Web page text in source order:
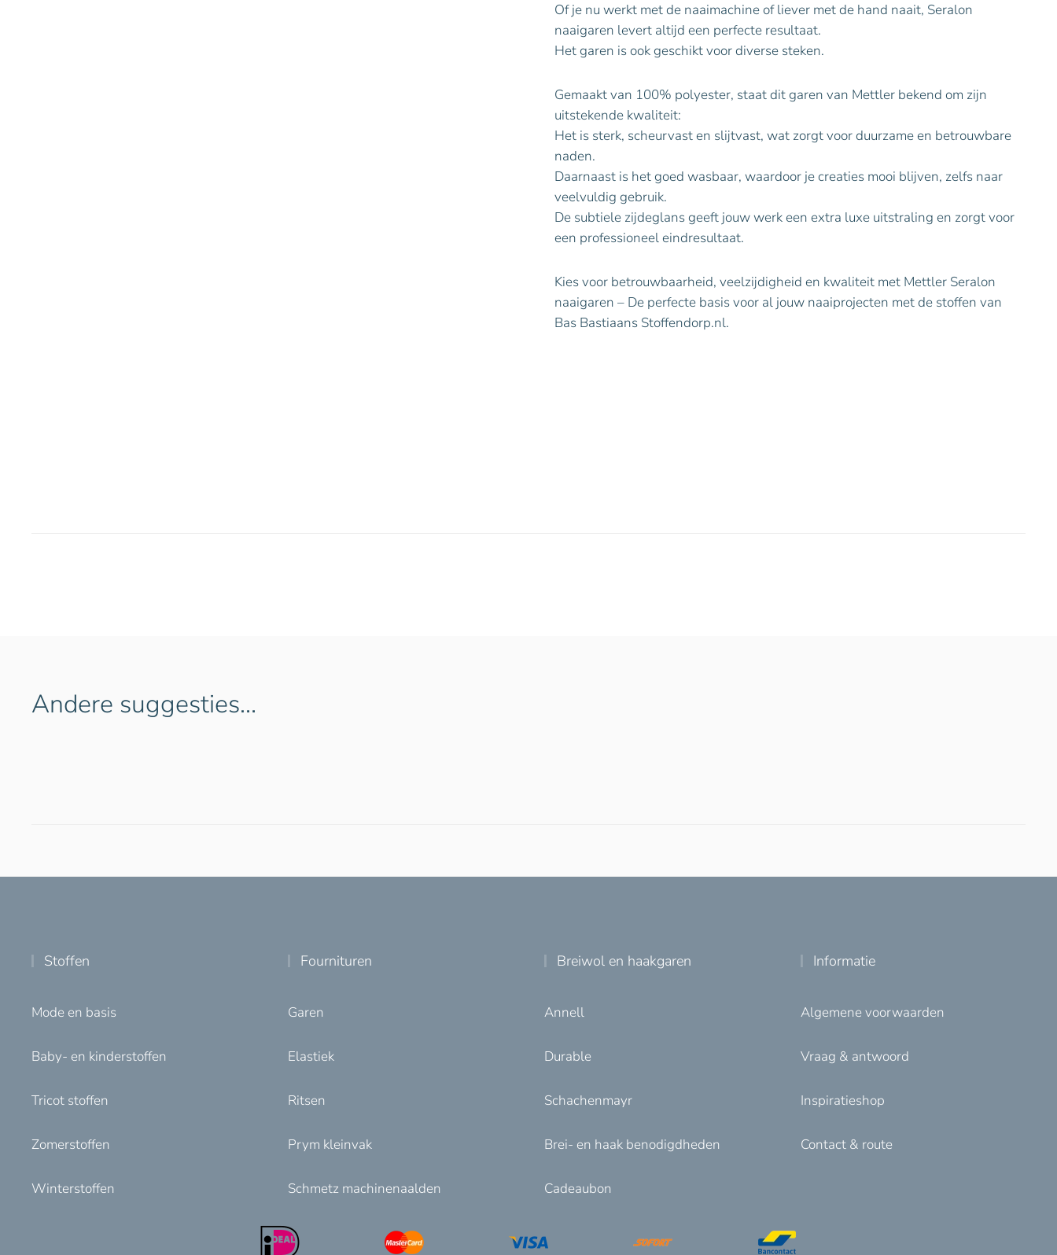
Of je nu werkt met de naaimachine of liever met de hand naait, Seralon
naaigaren levert altijd een perfecte resultaat.
Het garen is ook geschikt voor diverse steken.
Gemaakt van 100% polyester, staat dit garen van Mettler bekend om zijn
uitstekende kwaliteit:
Het is sterk, scheurvast en slijtvast, wat zorgt voor duurzame en betrouwbare
naden.
Daarnaast is het goed wasbaar, waardoor je creaties mooi blijven, zelfs naar
veelvuldig gebruik.
De subtiele zijdeglans geeft jouw werk een extra luxe uitstraling en zorgt voor
een professioneel eindresultaat.
Kies voor betrouwbaarheid, veelzijdigheid en kwaliteit met Mettler Seralon
naaigaren – De perfecte basis voor al jouw naaiprojecten met de stoffen van
Bas Bastiaans Stoffendorp.nl.
Andere suggesties…
Stoffen
Mode en basis
Baby- en kinderstoffen
Tricot stoffen
Zomerstoffen
Winterstoffen
Fournituren
Garen
Elastiek
Ritsen
Prym kleinvak
Schmetz machinenaalden
Breiwol en haakgaren
Annell
Durable
Schachenmayr
Brei- en haak benodigdheden
Cadeaubon
Informatie
Algemene voorwaarden
Vraag & antwoord
Inspiratieshop
Contact & route